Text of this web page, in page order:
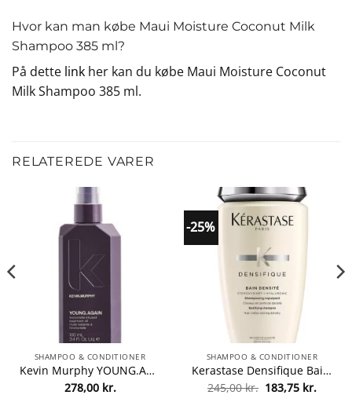
Hvor kan man købe Maui Moisture Coconut Milk
Shampoo 385 ml?
På dette link her kan du købe Maui Moisture Coconut
Milk Shampoo 385 ml.
RELATEREDE VARER
SHAMPOO & CONDITIONER
Kevin Murphy YOUNG.AGAIN 100 ml fra Kevin Murphy
278,00 kr.
-25%
SHAMPOO & CONDITIONER
Kerastase Densifique Bain Densite Shampoo 250 ml fra Kerastase
245,00kr. Den
183,75 kr.Den